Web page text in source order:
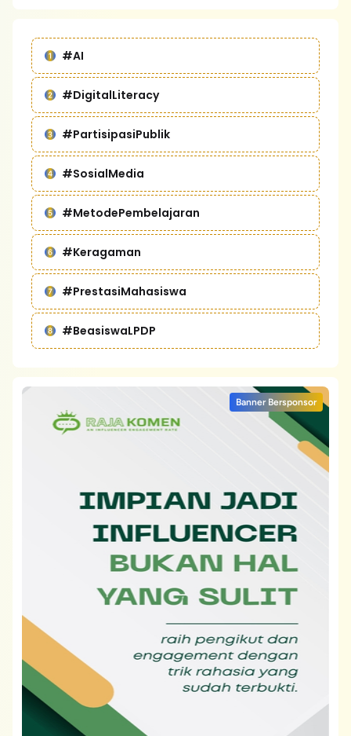
#AI
#DigitalLiteracy
#PartisipasiPublik
#SosialMedia
#MetodePembelajaran
#Keragaman
#PrestasiMahasiswa
#BeasiswaLPDP
Banner Bersponsor